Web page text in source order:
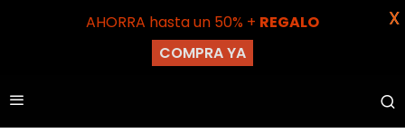
AHORRA hasta un 50% + REGALO
COMPRA YA
X